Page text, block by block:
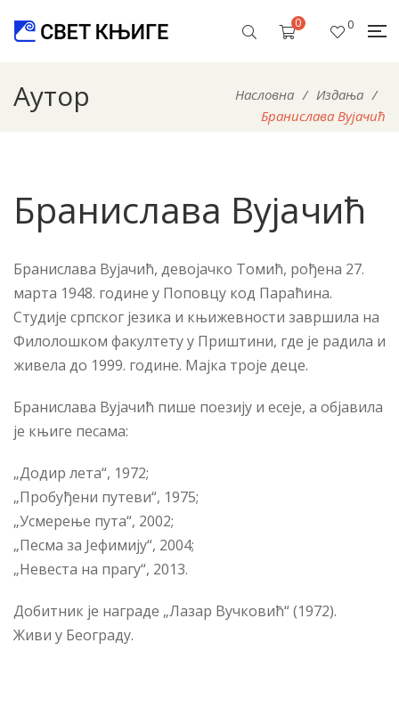
0 0
Аутор Насловна / Издања /
Бра­ни­сла­ва Ву­ја­чић
Бра­ни­сла­ва Ву­ја­чић
Бранислава Вујачић, девојачко Томић, рођена 27.
марта 1948. године у Поповцу код Параћина.
Студије српског језика и књижевности завршила на
Филолошком факултету у Приштини, где је радила и
живела до 1999. године. Мајка троје деце.
Бранислава Вујачић пише поезију и есеје, а објавила
је књиге песама:
„Додир лета“, 1972;
„Пробуђени путеви“, 1975;
„Усмерење пута“, 2002;
„Песма за Јефимију“, 2004;
„Невеста на прагу“, 2013.
Добитник је награде „Лазар Вучковић“ (1972).
Живи у Београду.